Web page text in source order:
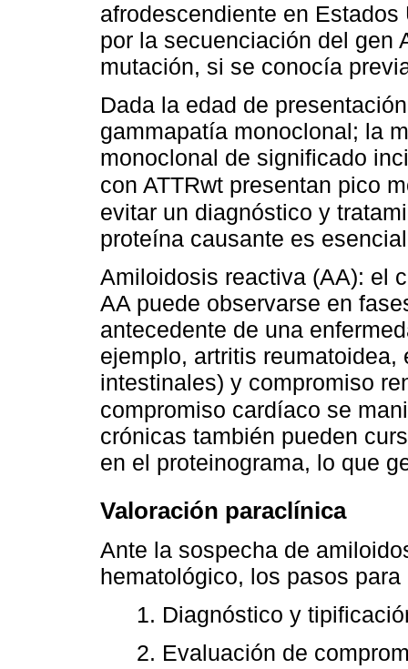
afrodescendiente en Estados
por la secuenciación del gen
mutación, si se conocía
Dada la edad de
gammapatía monoclonal; la
monoclonal de significado
con ATTRwt presentan pico
evitar un diagnóstico y
proteína causante es
Amiloidosis reactiva (AA): el
AA puede observarse en
antecedente de una
ejemplo, artritis
intestinales) y compromiso
compromiso cardíaco se
crónicas también pueden
en el proteinograma, lo que
Valoración paraclínica
Ante la sospecha de
hematológico, los pasos
1. Diagnóstico y
2. Evaluación de